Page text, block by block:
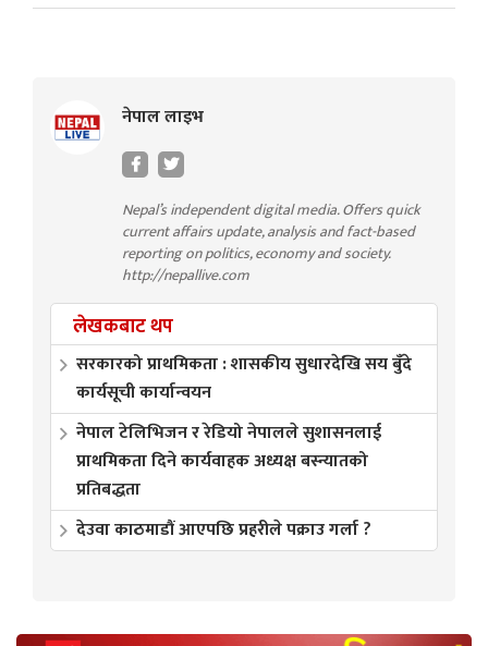
नेपाल लाइभ
Nepal’s independent digital media. Offers quick
current affairs update, analysis and fact-based
reporting on politics, economy and society.
http://nepallive.com
लेखकबाट थप
सरकारको प्राथमिकता : शासकीय सुधारदेखि सय बुँदे
कार्यसूची कार्यान्वयन
नेपाल टेलिभिजन र रेडियो नेपालले सुशासनलाई
प्राथमिकता दिने कार्यवाहक अध्यक्ष बस्न्यातको
प्रतिबद्धता
देउवा काठमाडौं आएपछि प्रहरीले पक्राउ गर्ला ?